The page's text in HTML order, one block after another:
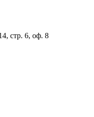
стр. 6, оф. 8